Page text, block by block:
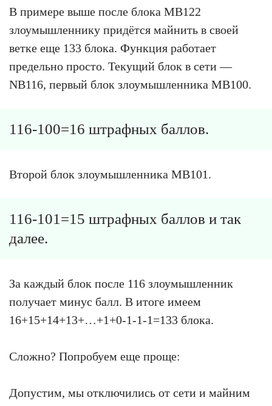
В примере выше после блока MB122
злоумышленнику придётся майнить в своей
ветке еще 133 блока. Функция работает
предельно просто. Текущий блок в сети —
NB116, первый блок злоумышленника MB100.
116-100=16 штрафных баллов.
Второй блок злоумышленника MB101.
116-101=15 штрафных баллов и так
далее.
За каждый блок после 116 злоумышленник
получает минус балл. В итоге имеем
16+15+14+13+…+1+0-1-1-1=133 блока.
Сложно? Попробуем еще проще:
Допустим, мы отключились от сети и майним